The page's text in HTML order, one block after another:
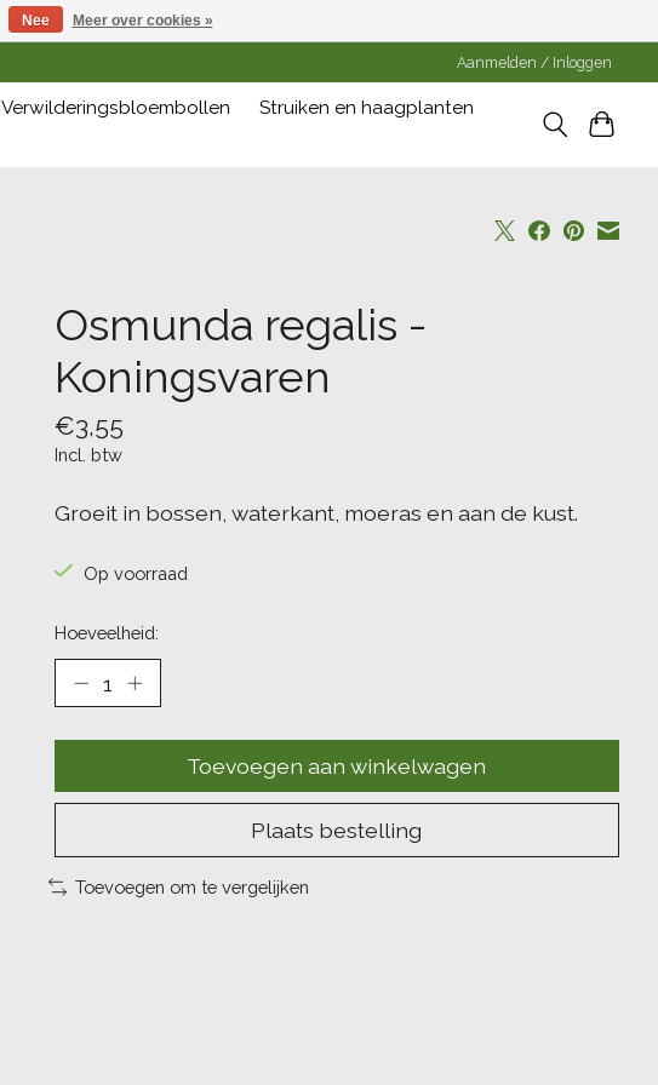
Aanmelden / Inloggen
Verwilderingsbloembollen
Struiken en haagplanten
Osmunda regalis -
Koningsvaren
€3,55
Incl. btw
Groeit in bossen, waterkant, moeras en aan de kust.
Op voorraad
Hoeveelheid:
Toevoegen aan winkelwagen
Plaats bestelling
Toevoegen om te vergelijken
Nee Meer over cookies »